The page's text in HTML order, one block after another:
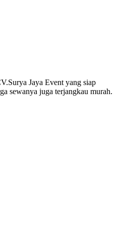
Jaya Event yang siap
sewanya juga terjangkau murah.